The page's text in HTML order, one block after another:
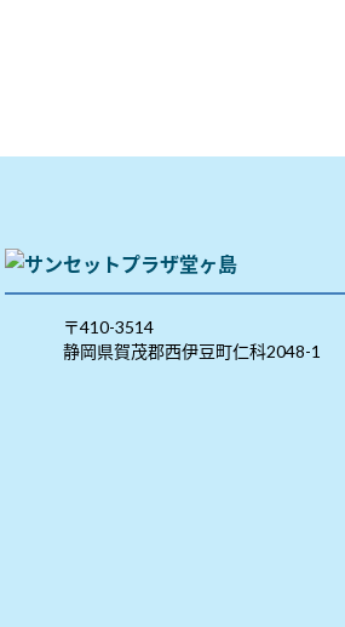
〒410-3514
静岡県賀茂郡西伊豆町仁科2048-1